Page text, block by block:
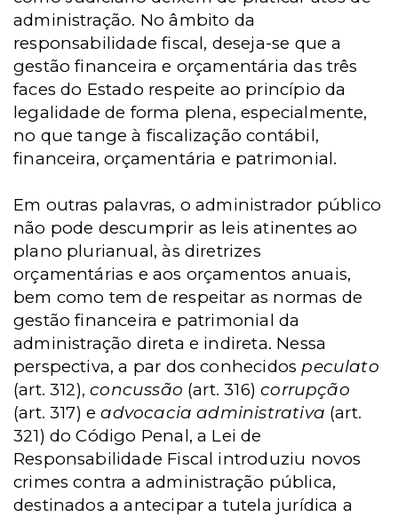
administração. No âmbito da
responsabilidade fiscal, deseja-se que a
gestão financeira e orçamentária das três
faces do Estado respeite ao princípio da
legalidade de forma plena, especialmente,
no que tange à fiscalização contábil,
financeira, orçamentária e patrimonial.
Em outras palavras, o administrador público
não pode descumprir as leis atinentes ao
plano plurianual, às diretrizes
orçamentárias e aos orçamentos anuais,
bem como tem de respeitar as normas de
gestão financeira e patrimonial da
administração direta e indireta. Nessa
perspectiva, a par dos conhecidos peculato
(art. 312),concussão (art. 316)corrupção
(art. 317) eadvocacia administrativa (art.
321) do Código Penal, a Lei de
Responsabilidade Fiscal introduziu novos
crimes contra a administração pública,
destinados a antecipar a tutela jurídica a